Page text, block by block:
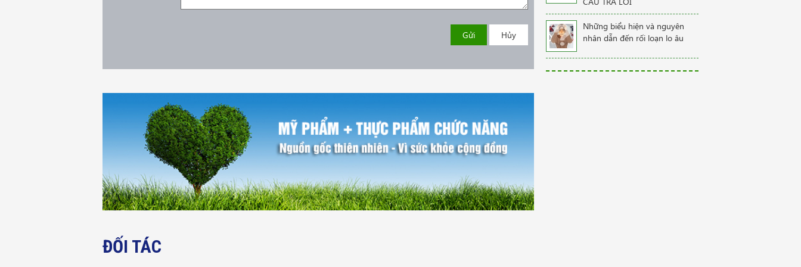
Gửi Hủy
Những biểu hiện và nguyên
nhân dẫn đến rối loạn lo âu
ĐỐI TÁC